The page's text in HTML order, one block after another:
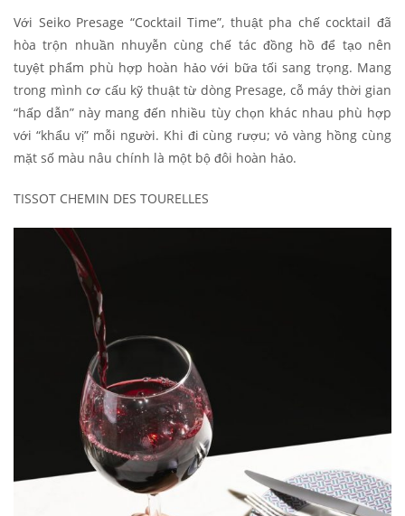
Với Seiko Presage “Cocktail Time”, thuật pha chế cocktail đã
hòa trộn nhuần nhuyễn cùng chế tác đồng hồ để tạo nên
tuyệt phẩm phù hợp hoàn hảo với bữa tối sang trọng. Mang
trong mình cơ cấu kỹ thuật từ dòng Presage, cỗ máy thời gian
“hấp dẫn” này mang đến nhiều tùy chọn khác nhau phù hợp
với “khẩu vị” mỗi người. Khi đi cùng rượu; vỏ vàng hồng cùng
mặt số màu nâu chính là một bộ đôi hoàn hảo.
TISSOT CHEMIN DES TOURELLES